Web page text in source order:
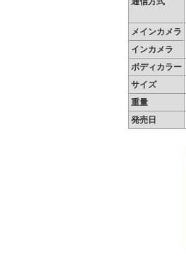
メインカメラ
インカメラ
ボディカラー
サイズ
重量
発売日